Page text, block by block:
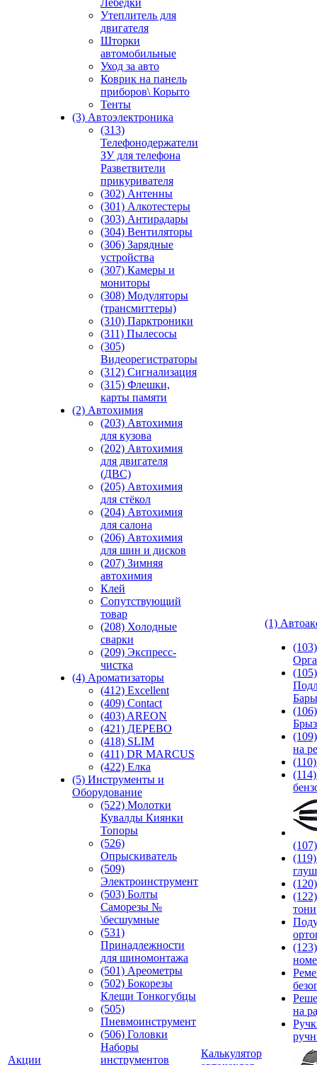
Акции
Лебедки
Утеплитель для
двигателя
Шторки
автомобильные
Уход за авто
Коврик на панель
приборов\ Корыто
Тенты
(3) Автоэлектроника
(313)
Телефонодержатели
ЗУ для телефона
Разветвители
прикуривателя
(302) Антенны
(301) Алкотестеры
(303) Антирадары
(304) Вентиляторы
(306) Зарядные
устройства
(307) Камеры и
мониторы
(308) Модуляторы
(трансмиттеры)
(310) Парктроники
(311) Пылесосы
(305)
Видеорегистраторы
(312) Сигнализация
(315) Флешки,
карты памяти
(2) Автохимия
(203) Автохимия
для кузова
(202) Автохимия
для двигателя
(ДВС)
(205) Автохимия
для стёкол
(204) Автохимия
для салона
(206) Автохимия
для шин и дисков
(207) Зимняя
автохимия
Клей
Сопутствующий
товар
(208) Холодные
сварки
(209) Экспреcс-
чистка
(4) Ароматизаторы
(412) Excellent
(409) Contact
(403) AREON
(421) ДЕРЕВО
(418) SLIM
(411) DR MARCUS
(422) Елка
(5) Инструменты и
Оборудование
(522) Молотки
Кувалды Киянки
Топоры
(526)
Опрыскиватель
(509)
Электроинструмент
(503) Болты
Саморезы №
\бесшумные
(531)
Принадлежности
для шиномонтажа
(501) Ареометры
(502) Бокорезы
Клещи Тонкогубцы
(505)
Пневмоинструмент
(506) Головки
Наборы
инструментов
Калькулятор
(1)
(105)
Бары
(106)
на
на